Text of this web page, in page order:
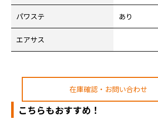
パワステ あり
エアサス
在庫確認・お問い合わせ
こちらもおすすめ！